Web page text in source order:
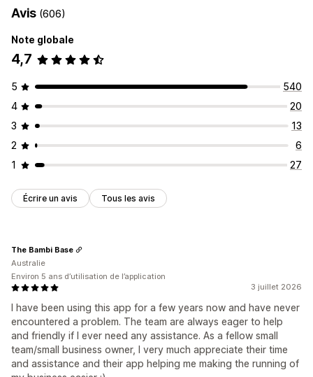
Avis (606)
Note globale
4,7
5
540
4
20
3
13
2
6
1
27
Écrire un avis Tous les avis
3 juillet 2026
I have been using this app for a few years now and have never
encountered a problem. The team are always eager to help
and friendly if I ever need any assistance. As a fellow small
team/small business owner, I very much appreciate their time
and assistance and their app helping me making the running of
The Bambi Base
Australie
Environ 5 ans d’utilisation de l’application